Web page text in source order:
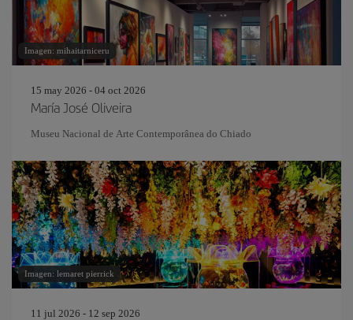
Imagen: mihaitarniceru
15 may 2026 - 04 oct 2026
María José Oliveira
Museu Nacional de Arte Contemporânea do Chiado
Imagen: lemaret pierrick
11 jul 2026 - 12 sep 2026